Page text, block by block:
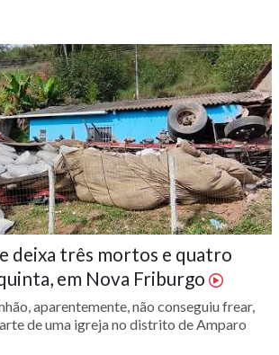
deixa três mortos e quatro
em Nova Friburgo
aparentemente, não conseguiu frear,
de uma igreja no distrito de Amparo